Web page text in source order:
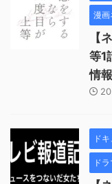
漫画
【
等1
情
ド
ド